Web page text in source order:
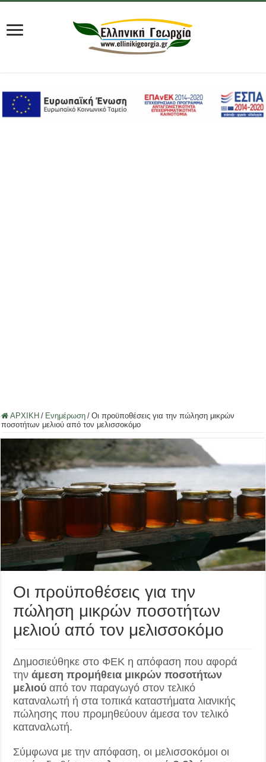
ΑΡΧΙΚΗ / Ενημέρωση / Οι προϋποθέσεις για την πώληση μικρών
ποσοτήτων μελιού από τον μελισσοκόμο
Οι προϋποθέσεις για την
πώληση μικρών ποσοτήτων
μελιού από τον μελισσοκόμο
Δημοσιεύθηκε στο ΦΕΚ η απόφαση που αφορά
τηνάμεση προμήθεια μικρών ποσοτήτων
μελιού από τον παραγωγό στον τελικό
καταναλωτή ή στα τοπικά καταστήματα λιανικής
πώλησης που προμηθεύουν άμεσα τον τελικό
καταναλωτή.
Σύμφωνα με την απόφαση, οι μελισσοκόμοι οι